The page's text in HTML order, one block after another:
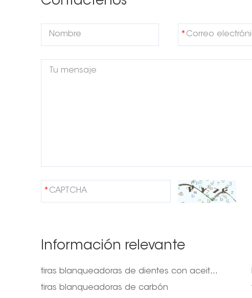
Información relevante
tiras blanqueadoras de dientes con aceite de árbol de té
tiras blanqueadoras de carbón